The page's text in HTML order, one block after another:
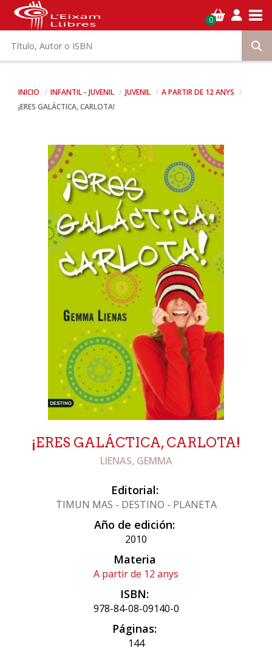
0
INICIO INFANTIL - JUVENIL JUVENIL
A PARTIR DE 12 ANYS
¡ERES GALÁCTICA, CARLOTA!
¡ERES GALÁCTICA, CARLOTA!
LIENAS, GEMMA
Editorial:
TIMUN MAS - DESTINO - PLANETA
Año de edición:
2010
Materia
A partir de 12 anys
ISBN:
978-84-08-09140-0
Páginas:
144